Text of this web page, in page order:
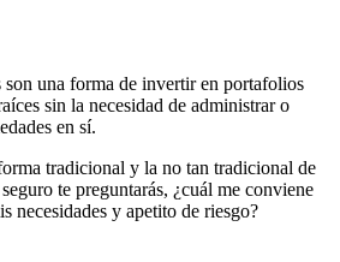
una forma de invertir en portafolios
sin la necesidad de administrar o
en sí.
tradicional y la no tan tradicional de
te preguntarás, ¿cuál me conviene
necesidades y apetito de riesgo?